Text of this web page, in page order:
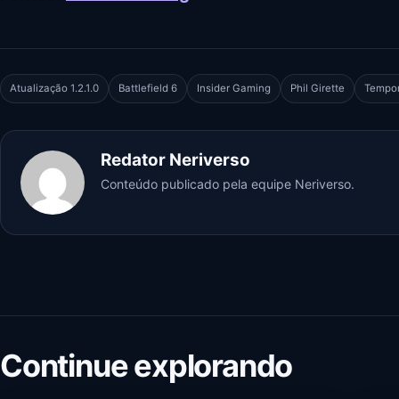
Atualização 1.2.1.0 Battlefield 6 Insider Gaming Phil Girette
Redator Neriverso
Conteúdo publicado pela equipe Neriverso.
Continue explorando